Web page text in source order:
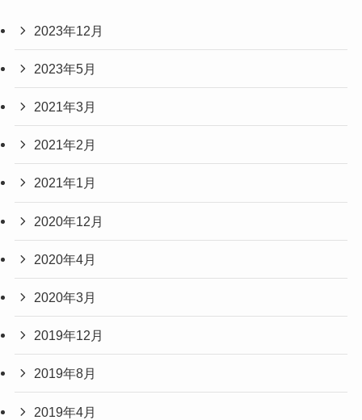
2023年12月
2023年5月
2021年3月
2021年2月
2021年1月
2020年12月
2020年4月
2020年3月
2019年12月
2019年8月
2019年4月